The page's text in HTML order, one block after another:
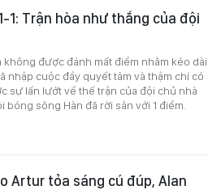
1: Trận hòa như thắng của đội
được đánh mất điểm nhằm kéo dài
nhập cuộc đầy quyết tâm và thậm chí có
sự lấn lướt về thế trận của đội chủ nhà
sông Hàn đã rời sân với 1 điểm.
Artur tỏa sáng cú đúp, Alan